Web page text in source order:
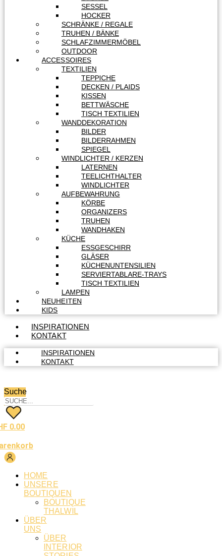
SESSEL
HOCKER
SCHRÄNKE / REGALE
TRUHEN / BÄNKE
SCHLAFZIMMERMÖBEL
OUTDOOR
ACCESSOIRES
TEXTILIEN
TEPPICHE
DECKEN / PLAIDS
KISSEN
BETTWÄSCHE
TISCH TEXTILIEN
WANDDEKORATION
BILDER
BILDERRAHMEN
SPIEGEL
WINDLICHTER / KERZEN
LATERNEN
TEELICHTHALTER
WINDLICHTER
AUFBEWAHRUNG
KÖRBE
ORGANIZERS
TRUHEN
WANDHAKEN
KÜCHE
ESSGESCHIRR
GLÄSER
KÜCHENUNTENSILIEN
SERVIERTABLARE-TRAYS
TISCH TEXTILIEN
LAMPEN
NEUHEITEN
KIDS
INSPIRATIONEN
KONTAKT
INSPIRATIONEN
KONTAKT
Suche
0.00
HOME
UNSERE
BOUTIQUEN
BOUTIQUE
THALWIL
ÜBER
UNS
ÜBER
INTERIOR